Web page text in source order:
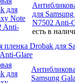
для
N7502 Anti-
есть в
пленка Drobak для
Glare
Samsung